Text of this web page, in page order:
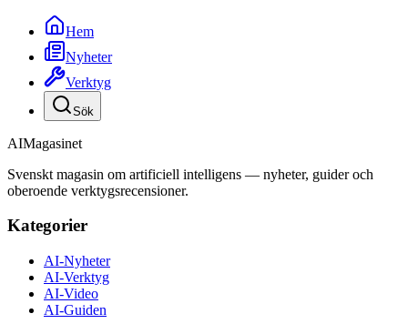
Hem
Nyheter
Verktyg
Sök
AIMagasinet
Svenskt magasin om artificiell intelligens — nyheter, guider och
oberoende verktygsrecensioner.
Kategorier
AI-Nyheter
AI-Verktyg
AI-Video
AI-Guiden